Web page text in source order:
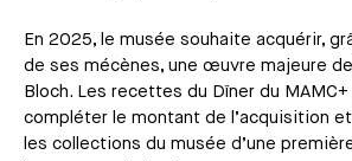
En 2025, le musée souhaite acquérir,
de ses mécènes, une œuvre majeure
Bloch. Les recettes du Dîner du
compléter le montant de l’acquisition
les collections du musée d’une